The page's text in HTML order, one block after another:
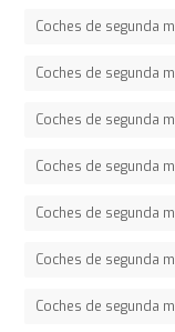
Coches de segunda
Coches de segunda
Coches de segunda
Coches de segunda
Coches de segunda
Coches de segunda
Coches de segunda